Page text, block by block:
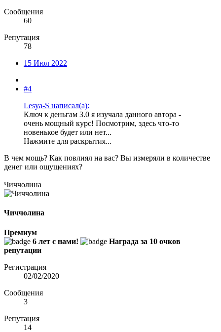
Сообщения
60
Репутация
78
15 Июл 2022
#4
Lesya-S написал(а):
Ключ к деньгам 3.0 я изучала данного автора -
очень мощный курс! Посмотрим, здесь что-то
новенькое будет или нет...
Нажмите для раскрытия...
В чем мощь? Как повлиял на вас? Вы измеряли в количестве
денег или ощущениях?
Чиччолина
Чиччолина
Премиум
6 лет с нами!
Награда за 10 очков
репутации
Регистрация
02/02/2020
Сообщения
3
Репутация
14